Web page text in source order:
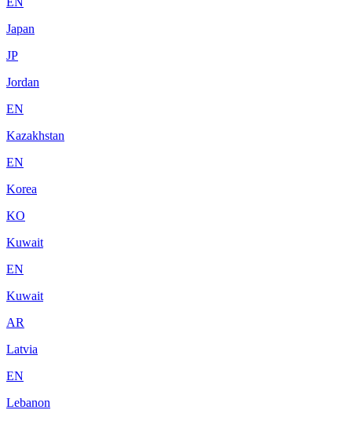
Japan
JP
Jordan
EN
Kazakhstan
EN
Korea
KO
Kuwait
EN
Kuwait
AR
Latvia
EN
Lebanon